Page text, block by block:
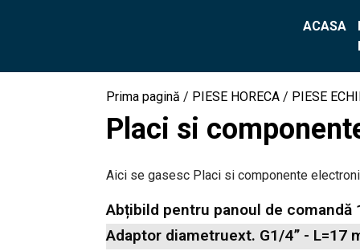
ACASA
Prima pagină / PIESE HORECA / PIESE
Placi si
Aici se gasesc Placi si componente
Abțibild pentru panoul de comandă
Adaptor diametruext. G1/4” - L=17